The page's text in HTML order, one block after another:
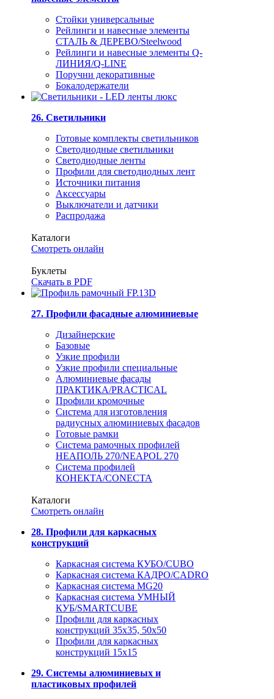
Стойки универсальные
Рейлинги и навесные элементы
СТАЛЬ & ДЕРЕВО/Steelwood
Рейлинги и навесные элементы Q-
ЛИНИЯ/Q-LINE
Поручни декоративные
Бокалодержатели
26. Светильники
Готовые комплекты светильников
Светодиодные светильники
Светодиодные ленты
Профили для светодиодных лент
Источники питания
Аксессуары
Выключатели и датчики
Распродажа
Каталоги
Смотреть онлайн
Буклеты
Скачать в PDF
27. Профили фасадные алюминиевые
Дизайнерские
Базовые
Узкие профили
Узкие профили специальные
Алюминиевые фасады
ПРАКТИКА/PRACTICAL
Профили кромочные
Система для изготовления
радиусных алюминиевых фасадов
Готовые рамки
Система рамочных профилей
НЕАПОЛЬ 270/NEAPOL 270
Система профилей
КОНЕКТА/CONECTA
Каталоги
Смотреть онлайн
28. Профили для каркасных
конструкций
Каркасная система КУБО/CUBO
Каркасная система КАДРО/CADRO
Каркасная система MG20
Каркасная система УМНЫЙ
КУБ/SMARTCUBE
Профили для каркасных
конструкций 35x35, 50x50
Профили для каркасных
конструкций 15х15
29. Системы алюминиевых и
пластиковых профилей